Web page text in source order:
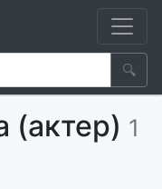
🔍
(актер) 1